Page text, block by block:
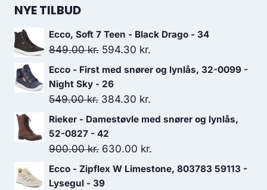
NYE TILBUD
Ecco, Soft 7 Teen - Black Drago - 34
849.00kr. Den
oprindelige
pris
var:
849.00 kr..
594.30 kr.
aktuelle
594.30 kr..
Ecco - First med snører og lynlås, 32-0099 -
Night Sky - 26
549.00kr. Den
oprindelige
pris
var:
549.00 kr..
384.30 kr.
aktuelle
384.30 kr..
Rieker - Damestøvle med snører og lynlås,
52-0827 - 42
900.00kr. Den
oprindelige
pris
630.00 kr.
aktuelle
Ecco - Zipflex W Limestone, 803783 59113 -
Lysegul - 39